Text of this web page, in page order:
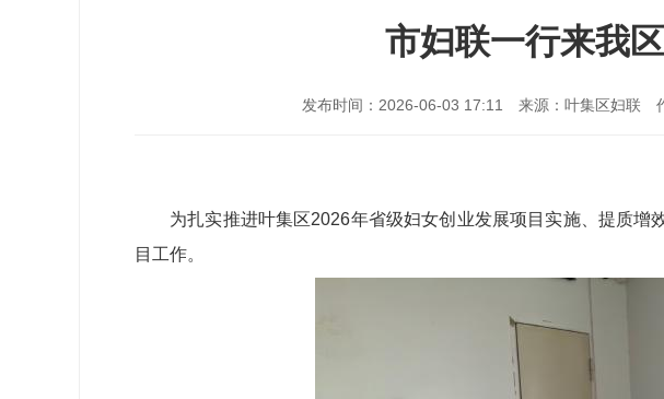
市妇联一行来我
发布时间：2026-06-03 17:11 来源：叶集区妇联
为扎实推进叶集区2026年省级妇女创业发展项目实施、提质
目工作。